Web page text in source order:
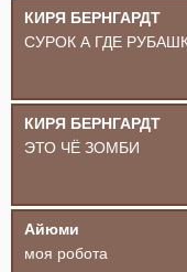
КИРЯ БЕРНГАРДТ
СУРОК А ГДЕ
КИРЯ БЕРНГАРДТ
ЭТО ЧЁ ЗОМБИ
Айюми
моя робота